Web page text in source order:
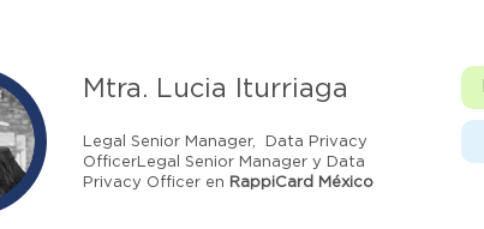
Mtra. Lucia Iturriaga
Legal Senior Manager, Data Privacy
OfficerLegal Senior Manager y Data
Privacy Officer en RappiCard México